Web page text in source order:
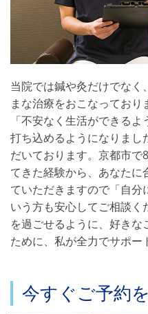
当院では鍼や灸だけでな
まな治療をおこなってお
「不安なく生活ができる
打ち込めるようになりまし
だいております。京都市で
てきた経験から、あなた
ていただきますので「自分
いう方も安心してご相談く
を過ごせるように、好き
ために、私が全力でサポー
今すぐご予約を